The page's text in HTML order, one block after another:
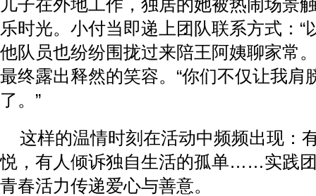
儿子在外地工作，独居的她被热闹场景
乐时光。小付当即递上团队联系方式：“
他队员也纷纷围拢过来陪王阿姨聊家常
最终露出释然的笑容。“你们不仅让我肩
了。”
这样的温情时刻在活动中频频出现：
悦，有人倾诉独自生活的孤单……实践
青春活力传递爱心与善意。